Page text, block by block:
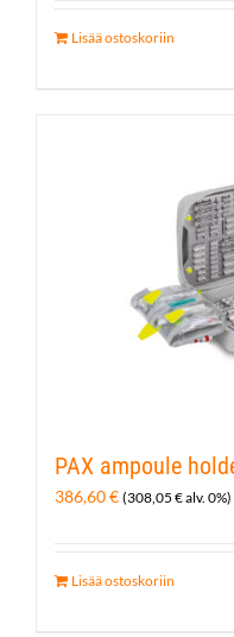
Lisää ostoskoriin
PAX ampoule
386,60€ (308,05 €alv. 0%)
Lisää ostoskoriin